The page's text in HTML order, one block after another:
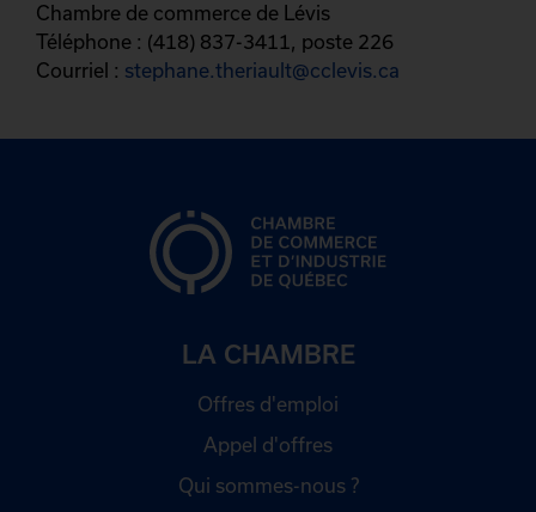
Chambre de commerce de Lévis
Téléphone : (418) 837-3411, poste 226
Courriel : stephane.theriault@cclevis.ca
LA CHAMBRE
Offres d'emploi
Appel d'offres
Qui sommes-nous ?